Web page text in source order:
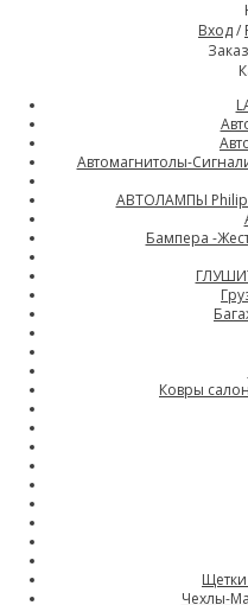
Вход/
Автомагнитолы-
АВТОЛАМПЫ
Бампера -
Ковры
Щетки
Чехлы-